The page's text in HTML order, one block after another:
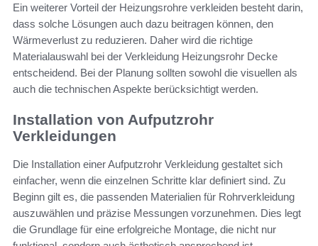
Ein weiterer Vorteil der Heizungsrohre verkleiden besteht darin,
dass solche Lösungen auch dazu beitragen können, den
Wärmeverlust zu reduzieren. Daher wird die richtige
Materialauswahl bei der Verkleidung Heizungsrohr Decke
entscheidend. Bei der Planung sollten sowohl die visuellen als
auch die technischen Aspekte berücksichtigt werden.
Installation von Aufputzrohr
Verkleidungen
Die Installation einer Aufputzrohr Verkleidung gestaltet sich
einfacher, wenn die einzelnen Schritte klar definiert sind. Zu
Beginn gilt es, die passenden Materialien für Rohrverkleidung
auszuwählen und präzise Messungen vorzunehmen. Dies legt
die Grundlage für eine erfolgreiche Montage, die nicht nur